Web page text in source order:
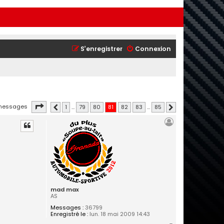
Connexion
S’enregistrer
Page 81sur 85
Précédente
1 … 79 80 81 82 83 … 85 Suivante
mad max
AS
Messages :36799
Enregistré le :lun. 18 mai 2009 14:43